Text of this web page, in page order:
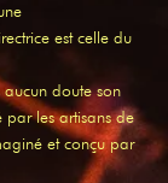
est celle du
aucun doute son
par les artisans de
et conçu par